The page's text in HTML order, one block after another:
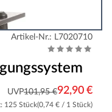
Artikel-Nr.: L7020710
UVP101,95 €92,90 €
125 Stück(0,74 € / 1 Stück)